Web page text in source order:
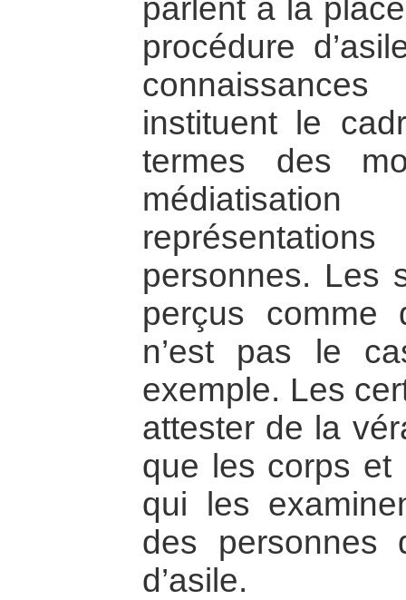
parlent à la
procédure
instituent le
termes des
personnes. Les
perçus comme
n’est pas le
exemple. Les
attester de la
que les corps et
qui les
des personnes
d’asile.